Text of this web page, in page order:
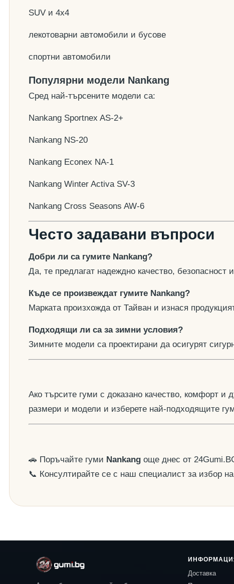
SUV и 4x4
лекотоварни автомобили и бусове
спортни автомобили
Популярни модели Nankang
Сред най-търсените модели са:
Nankang Sportnex AS-2+
Nankang NS-20
Nankang Econex NA-1
Nankang Winter Activa SV-3
Nankang Cross Seasons AW-6
Често задавани въпроси
Добри ли са гумите Nankang?
Да, те предлагат надеждно качество, безопасност
Къде се произвеждат гумите Nankang?
Марката произхожда от Тайван и изнася
Подходящи ли са за зимни условия?
Зимните модели са проектирани да осигурят
Ако търсите гуми с доказано качество, комфорт и
размери и модели и изберете най-подходящите
🚗 Поръчайте гуми Nankang още днес от
📞 Консултирайте се с наш специалист за избор
Доставка